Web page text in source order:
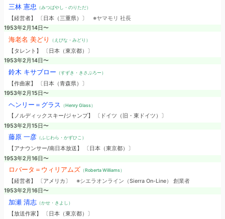
三林 憲忠 （みつばやし・のりただ）
【経営者】 〔日本（三重県）〕 ※ヤマモリ 社長
1953年2月14日〜
海老名 美どり （えびな・みどり）
【タレント】 〔日本（東京都）〕
1953年2月14日〜
鈴木 キサブロー （すずき・きさぶろー）
【作曲家】 〔日本（青森県）〕
1953年2月15日〜
ヘンリー＝グラス （Henry Glass）
【ノルディックスキー/ジャンプ】 〔ドイツ（旧・東ドイツ）〕
1953年2月15日〜
藤原 一彦（ふじわら・かずひこ）
【アナウンサー/南日本放送】 〔日本（東京都）〕
1953年2月16日〜
ロバータ＝ウィリアムズ （Roberta Williams）
【経営者】 〔アメリカ〕 ※シエラオンライン（Sierra On-Line） 創業者
1953年2月16日〜
加瀬 清志（かせ・きよし）
【放送作家】 〔日本（東京都）〕